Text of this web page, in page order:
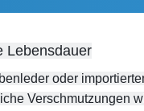
Lebensdauer
oder
Verschmutzungen